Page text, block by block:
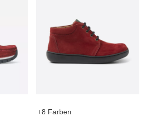
+8 Farben